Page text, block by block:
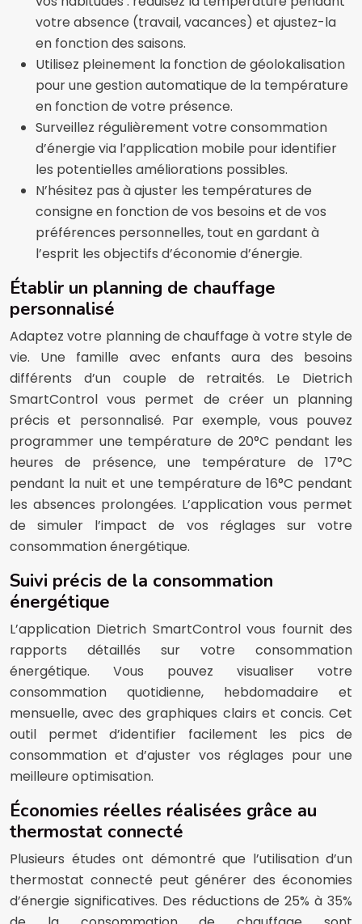
votre absence (travail, vacances) et ajustez-la
en fonction des saisons.
Utilisez pleinement la fonction de géolokalisation
pour une gestion automatique de la température
en fonction de votre présence.
Surveillez régulièrement votre consommation
d’énergie via l’application mobile pour identifier
les potentielles améliorations possibles.
N’hésitez pas à ajuster les températures de
consigne en fonction de vos besoins et de vos
préférences personnelles, tout en gardant à
l’esprit les objectifs d’économie d’énergie.
Établir un planning de chauffage
personnalisé
Adaptez votre planning de chauffage à votre style de
vie. Une famille avec enfants aura des besoins
différents d’un couple de retraités. Le Dietrich
SmartControl vous permet de créer un planning
précis et personnalisé. Par exemple, vous pouvez
programmer une température de 20°C pendant les
heures de présence, une température de 17°C
pendant la nuit et une température de 16°C pendant
les absences prolongées. L’application vous permet
de simuler l’impact de vos réglages sur votre
consommation énergétique.
Suivi précis de la consommation
énergétique
L’application Dietrich SmartControl vous fournit des
rapports détaillés sur votre consommation
énergétique. Vous pouvez visualiser votre
consommation quotidienne, hebdomadaire et
mensuelle, avec des graphiques clairs et concis. Cet
outil permet d’identifier facilement les pics de
consommation et d’ajuster vos réglages pour une
meilleure optimisation.
Économies réelles réalisées grâce au
thermostat connecté
Plusieurs études ont démontré que l’utilisation d’un
thermostat connecté peut générer des économies
d’énergie significatives. Des réductions de 25% à 35%